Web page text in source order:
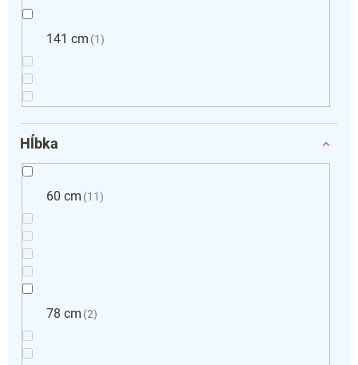
141 cm 1
Hĺbka
60 cm 11
78 cm 2